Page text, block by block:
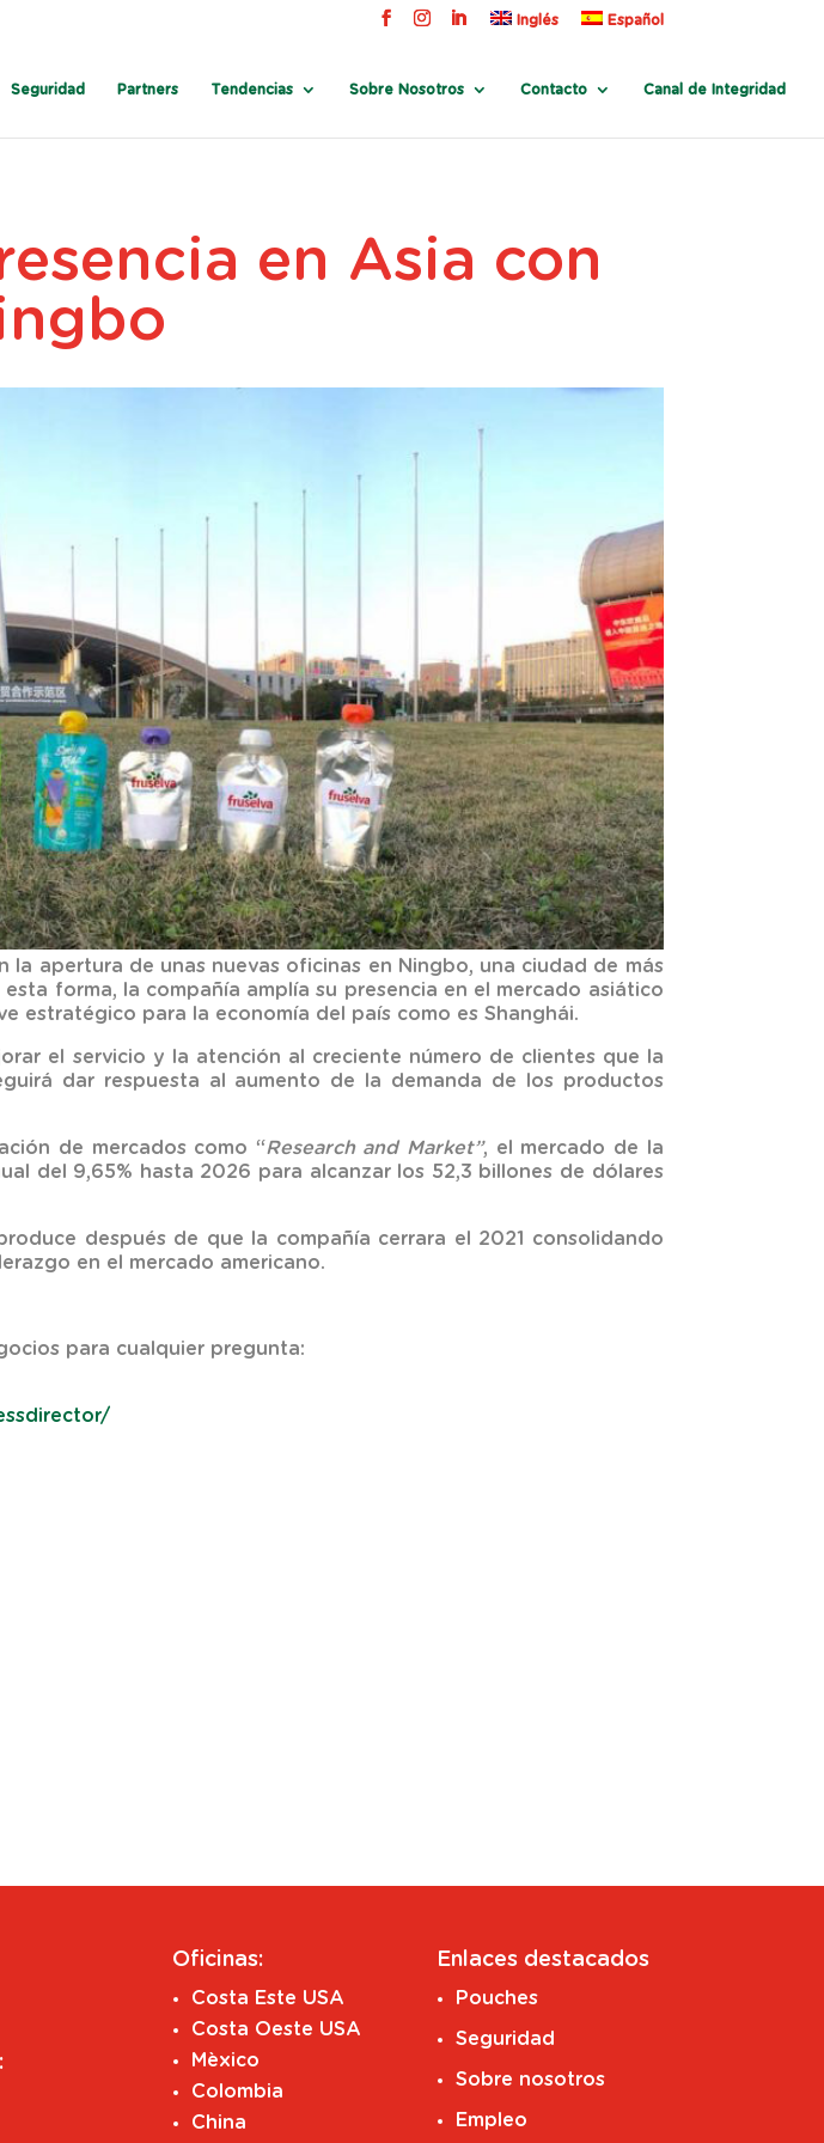
Inglés Español
Seguridad Partners Tendencias Sobre Nosotros Contacto Canal de Integridad
en Asia con
apertura de unas nuevas oficinas en Ningbo, una ciudad de más
forma, la compañía amplía su presencia en el mercado asiático
estratégico para la economía del país como es Shanghái.
el servicio y la atención al creciente número de clientes que la
dar respuesta al aumento de la demanda de los productos
de mercados como “Research and Market”, el mercado de la
del 9,65% hasta 2026 para alcanzar los 52,3 billones de dólares
después de que la compañía cerrara el 2021 consolidando
en el mercado americano.
para cualquier pregunta:
Oficinas:
Costa Este USA
Costa Oeste USA
Mèxico
Colombia
China
Enlaces destacados
Pouches
Seguridad
Sobre nosotros
Empleo